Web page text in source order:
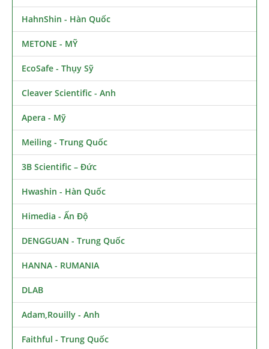
HahnShin - Hàn Quốc
METONE - MỸ
EcoSafe - Thụy Sỹ
Cleaver Scientific - Anh
Apera - Mỹ
Meiling - Trung Quốc
3B Scientific – Đức
Hwashin - Hàn Quốc
Himedia - Ấn Độ
DENGGUAN - Trung Quốc
HANNA - RUMANIA
DLAB
Adam,Rouilly - Anh
Faithful - Trung Quốc